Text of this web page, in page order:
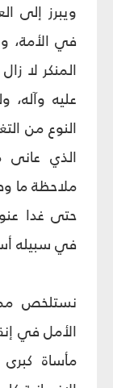
ويبرز إلى
في الأمة،
المنكر لا
عليه وآله،
النوع من
الذي عانى
ملاحظة ما
حتى غدا
في سبيله
نستلخص
الأمل في
مأساة